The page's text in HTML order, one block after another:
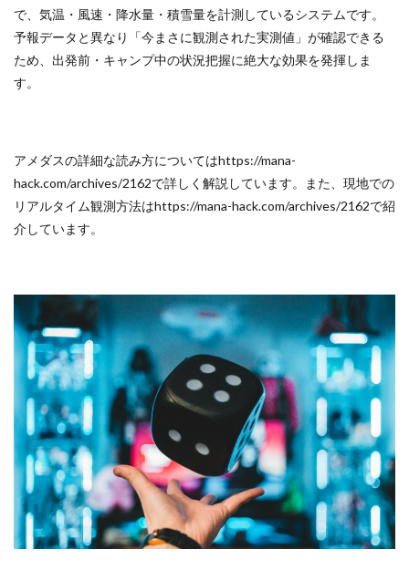
でき
ます
か？
を使
うと
天気
の急
事前
か？
7.7
Q7. 天
気予
報が
外れ
たと
きの
ため
にど
んな
準備
が必
要で
で、気温・風速・降水量・積雪量を計測しているシステムです。
予報データと異なり「今まさに観測された実測値」が確認できる
ため、出発前・キャンプ中の状況把握に絶大な効果を発揮しま
す。
アメダスの詳細な読み方についてはhttps://mana-
hack.com/archives/2162で詳しく解説しています。また、現地での
リアルタイム観測方法はhttps://mana-hack.com/archives/2162で紹
介しています。